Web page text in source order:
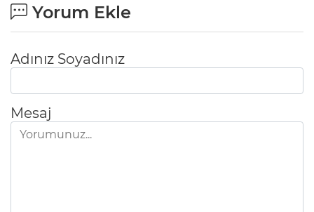
Yorum Ekle
Adınız Soyadınız
Mesaj